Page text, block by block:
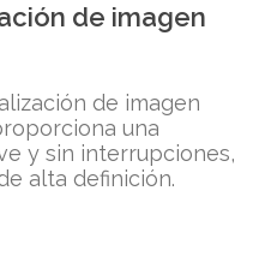
de imagen
de imagen
una
y sin interrupciones,
alta definición.